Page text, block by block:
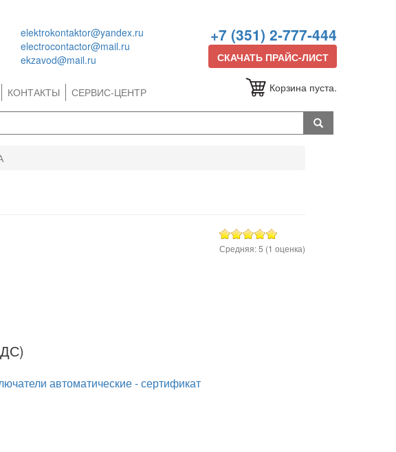
elektrokontaktor@yandex.ru
electrocontactor@mail.ru
ekzavod@mail.ru
+7 (351) 2-777-444
СКАЧАТЬ ПРАЙС-ЛИСТ
КОНТАКТЫ СЕРВИС-ЦЕНТР Корзина пуста.
автоматические - сертификат
Средняя:5 (1 оценка)